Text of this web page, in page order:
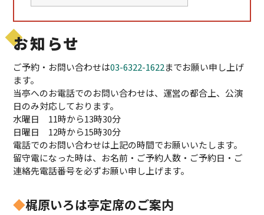
お知らせ
ご予約・お問い合わせは03-6322-1622までお願い申し上げ
ます。
当亭へのお電話でのお問い合わせは、運営の都合上、公演
日のみ対応しております。
水曜日 11時から13時30分
日曜日 12時から15時30分
電話でのお問い合わせは上記の時間でお願いいたします。
留守電になった時は、お名前・ご予約人数・ご予約日・ご
連絡先電話番号を必ずお願い申し上げます。
◆梶原いろは亭定席のご案内